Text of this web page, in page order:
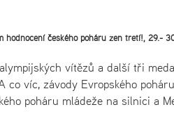
hodnocení českého poháru žen třetí!, 29.-
vítězů a další tři
co víc, závody Evropského
poháru mládeže na silnici a